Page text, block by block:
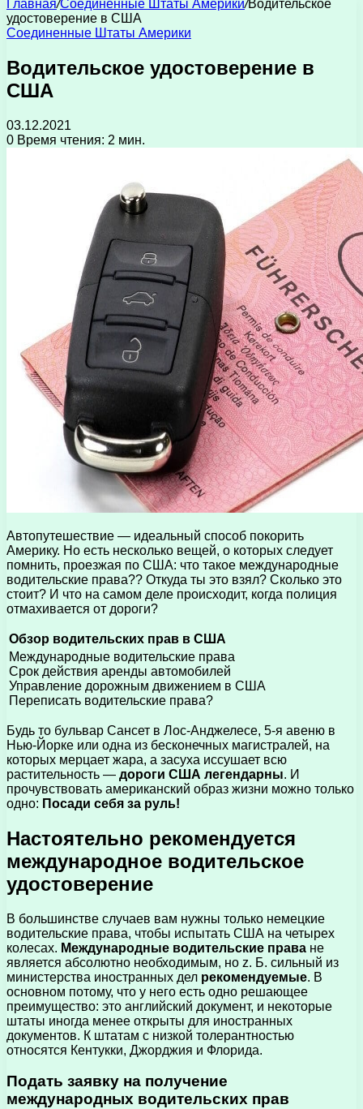
Главная/Соединенные Штаты Америки/Водительское
удостоверение в США
Соединенные Штаты Америки
Водительское удостоверение в
США
03.12.2021
0 Время чтения: 2 мин.
Автопутешествие — идеальный способ покорить
Америку. Но есть несколько вещей, о которых следует
помнить, проезжая по США: что такое международные
водительские права?? Откуда ты это взял? Сколько это
стоит? И что на самом деле происходит, когда полиция
отмахивается от дороги?
Обзор водительских прав в США
Международные водительские права
Срок действия аренды автомобилей
Управление дорожным движением в США
Переписать водительские права?
Будь то бульвар Сансет в Лос-Анджелесе, 5-я авеню в
Нью-Йорке или одна из бесконечных магистралей, на
которых мерцает жара, а засуха иссушает всю
растительность — дороги США легендарны. И
прочувствовать американский образ жизни можно только
одно: Посади себя за руль!
Настоятельно рекомендуется
международное водительское
удостоверение
В большинстве случаев вам нужны только немецкие
водительские права, чтобы испытать США на четырех
колесах. Международные водительские права не
является абсолютно необходимым, но z. Б. сильный из
министерства иностранных дел рекомендуемые. В
основном потому, что у него есть одно решающее
преимущество: это английский документ, и некоторые
штаты иногда менее открыты для иностранных
документов. К штатам с низкой толерантностью
относятся Кентукки, Джорджия и Флорида.
Подать заявку на получение
международных водительских прав